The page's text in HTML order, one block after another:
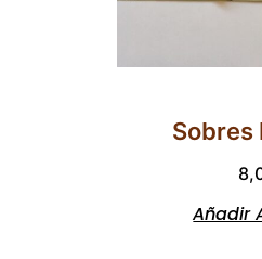
Sobres
Añadir